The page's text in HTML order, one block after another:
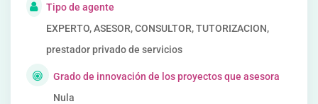
Tipo de agente
EXPERTO, ASESOR, CONSULTOR, TUTORIZACION,
prestador privado de servicios
Grado de innovación de los proyectos que asesora
Nula